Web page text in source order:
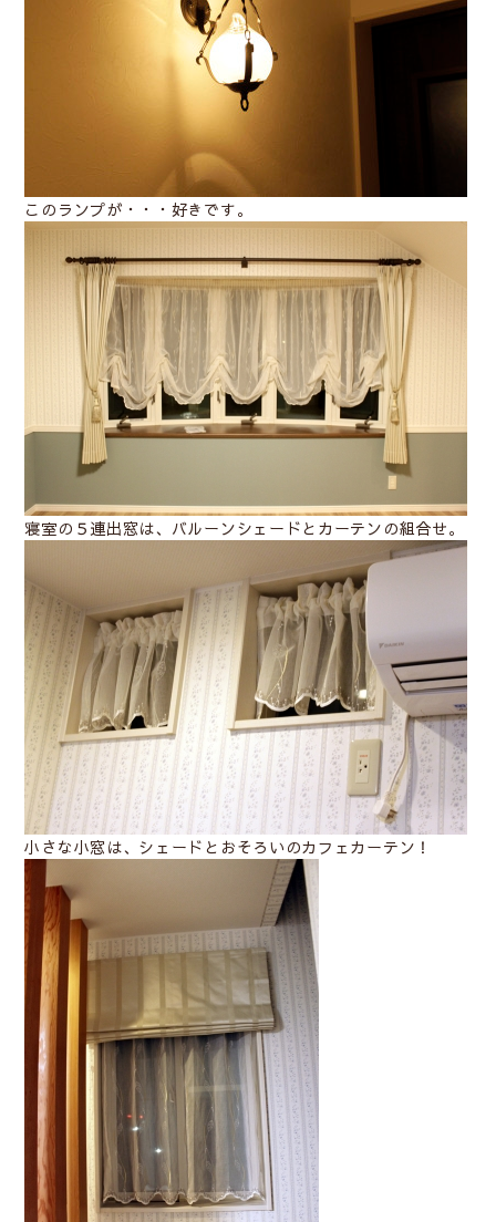
このランプが・・・好きです。
寝室の５連出窓は、バルーンシェードとカーテンの組合せ。
小さな小窓は、シェードとおそろいのカフェカーテン！